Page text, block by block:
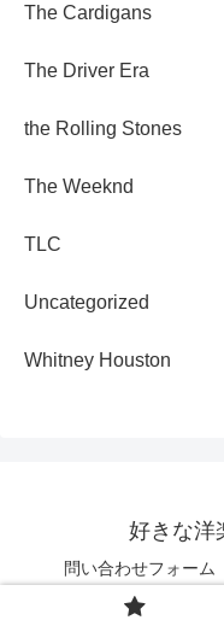
The Cardigans
The Driver Era
the Rolling Stones
The Weeknd
TLC
Uncategorized
Whitney Houston
好きな洋
問い合わせフォーム
© 2025 好き